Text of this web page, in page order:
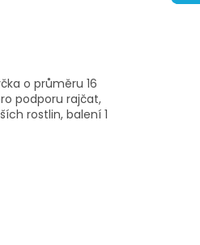
o průměru 16
podporu rajčat,
rostlin, balení 1